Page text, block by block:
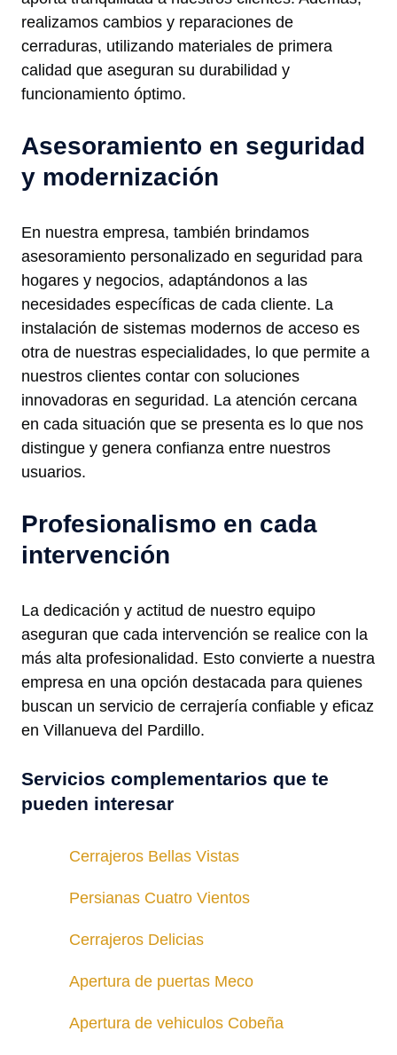
realizamos cambios y reparaciones de
cerraduras, utilizando materiales de primera
calidad que aseguran su durabilidad y
funcionamiento óptimo.
Asesoramiento en seguridad
y modernización
En nuestra empresa, también brindamos
asesoramiento personalizado en seguridad para
hogares y negocios, adaptándonos a las
necesidades específicas de cada cliente. La
instalación de sistemas modernos de acceso es
otra de nuestras especialidades, lo que permite a
nuestros clientes contar con soluciones
innovadoras en seguridad. La atención cercana
en cada situación que se presenta es lo que nos
distingue y genera confianza entre nuestros
usuarios.
Profesionalismo en cada
intervención
La dedicación y actitud de nuestro equipo
aseguran que cada intervención se realice con la
más alta profesionalidad. Esto convierte a nuestra
empresa en una opción destacada para quienes
buscan un servicio de cerrajería confiable y eficaz
en Villanueva del Pardillo.
Servicios complementarios que te
pueden interesar
Cerrajeros Bellas Vistas
Persianas Cuatro Vientos
Cerrajeros Delicias
Apertura de puertas Meco
Apertura de vehiculos Cobeña